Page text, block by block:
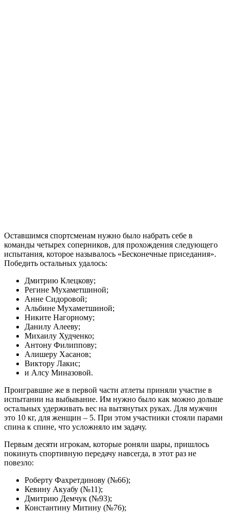
Оставшимся спортсменам нужно было набрать себе в
команды четырех соперников, для прохождения следующего
испытания, которое называлось «Бесконечные приседания».
Победить остальных удалось:
Дмитрию Клецкову;
Регине Мухаметшиной;
Анне Сидоровой;
Альбине Мухаметшиной;
Никите Нагорному;
Данилу Алееву;
Михаилу Худченко;
Антону Филиппову;
Алишеру Хасанов;
Виктору Лакис;
и Алсу Миназовой.
Проигравшие же в первой части атлеты приняли участие в
испытании на выбывание. Им нужно было как можно дольше
остальных удерживать вес на вытянутых руках. Для мужчин
это 10 кг, для женщин – 5. При этом участники стояли парами
спина к спине, что усложняло им задачу.
Первым десяти игрокам, которые роняли шары, пришлось
покинуть спортивную передачу навсегда, в этот раз не
повезло:
Роберту Фахретдинову (№66);
Кевину Акуабу (№11);
Дмитрию Демчук (№93);
Константину Митину (№76);